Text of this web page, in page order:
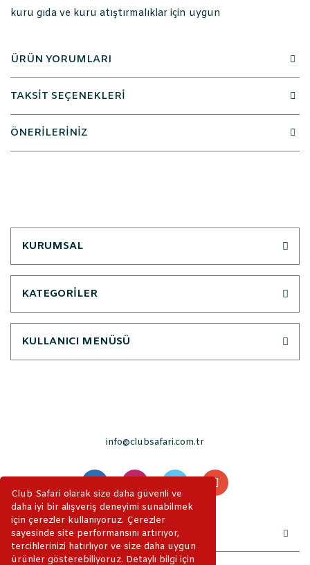
Club Safari olarak size daha güvenli ve
daha iyi bir alışveriş deneyimi sunabilmek
için çerezler kullanıyoruz. Çerezler
sayesinde site performansını artırıyor,
tercihlerinizi hatırlıyor ve size daha uygun
ürünler gösterebiliyoruz. Detaylı bilgi için
kuru gıda ve kuru atıştırmalıklar için uygun
ÜRÜN YORUMLARI
TAKSİT SEÇENEKLERİ
ÖNERİLERİNİZ
KURUMSAL
KATEGORİLER
KULLANICI MENÜSÜ
info@clubsafari.com.tr